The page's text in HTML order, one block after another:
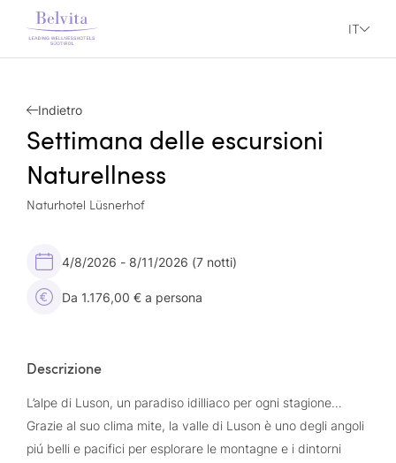
IT
Indietro
Settimana delle escursioni
Naturellness
Naturhotel Lüsnerhof
4/8/2026 - 8/11/2026 (7 notti)
Da 1.176,00 € a persona
Descrizione
L’alpe di Luson, un paradiso idilliaco per ogni stagione…
Grazie al suo clima mite, la valle di Luson è uno degli angoli
piú belli e pacifici per esplorare le montagne e i dintorni